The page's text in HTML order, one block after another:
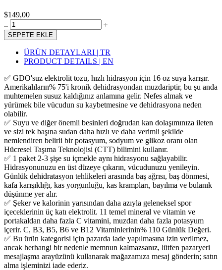
$149,00
SEPETE EKLE
ÜRÜN DETAYLARI | TR
PRODUCT DETAILS | EN
✅ GDO'suz elektrolit tozu, hızlı hidrasyon için 16 oz suya karışır.
Amerikalıların% 75'i kronik dehidrasyondan muzdariptir, bu şu anda
muhtemelen susuz kaldığınız anlamına gelir. Nefes almak ve
yürümek bile vücudun su kaybetmesine ve dehidrasyona neden
olabilir.
✅ Suyu ve diğer önemli besinleri doğrudan kan dolaşımınıza ileten
ve sizi tek başına sudan daha hızlı ve daha verimli şekilde
nemlendiren belirli bir potasyum, sodyum ve glikoz oranı olan
Hücresel Taşıma Teknolojisi (CTT) bilimini kullanır.
✅ 1 paket 2-3 şişe su içmekle aynı hidrasyonu sağlayabilir.
Hidrasyonunuzu en üst düzeye çıkarın, vücudunuzu yenileyin.
Günlük dehidratasyon tehlikeleri arasında baş ağrısı, baş dönmesi,
kafa karışıklığı, kas yorgunluğu, kas krampları, bayılma ve bulanık
düşünme yer alır.
✅ Şeker ve kalorinin yarısından daha azıyla geleneksel spor
içeceklerinin üç katı elektrolit. 11 temel mineral ve vitamin ve
portakaldan daha fazla C vitamini, muzdan daha fazla potasyum
içerir. C, B3, B5, B6 ve B12 Vitaminlerinin% 110 Günlük Değeri.
✅ Bu ürün kategorisi için pazarda iade yapılmasına izin verilmez,
ancak herhangi bir nedenle memnun kalmazsanız, lütfen pazaryeri
mesajlaşma arayüzünü kullanarak mağazamıza mesaj gönderin; satın
alma işleminizi iade ederiz.